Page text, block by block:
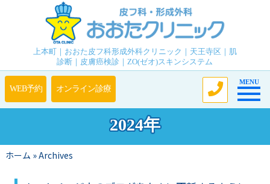
上本町｜おおた皮フ科形成外科クリニック｜天王寺区｜肌
診断｜皮膚癌検診｜ZO(ゼオ)スキンシステム
Toggle
MENU
2024年
ホーム »Archives